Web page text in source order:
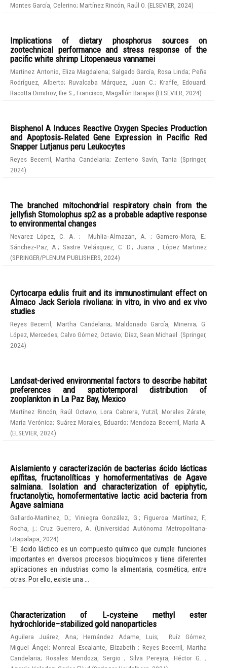
Montes García, Celerino; Martínez Rincón, Raúl O. (ELSEVIER 2024)
Implications of dietary phosphorus sources on
zootechnical performance and stress response of the
pacific white shrimp Litopenaeus vannamei
Martinez Antonio, Eliza Magdalena; Salgado García, Rosa Linda; Peña
Rodríguez, Alberto;Ruvalcaba Márquez, Juan C. ; Kraffe, Edouard;
Racotta Dimitrov, Ilie S. ; Francisco, Magallón Barajas (ELSEVIER 2024)
Bisphenol A Induces Reactive Oxygen Species Production
and Apoptosis‑Related Gene Expression in Pacific Red
Snapper Lutjanus peru Leukocytes
Reyes Becerril, Martha Candelaria; Zenteno Savín, Tania (Springer,
2024)
The branched mitochondrial respiratory chain from the
jellyfish Stomolophus sp2 as a probable adaptive response
to environmental changes
Nevarez López, C. A. ; Muhlia‑Almazan, A.;Gamero‑Mora, E.;
Sánchez‑Paz, A.; Sastre Velásquez, C. D.; Juana , López Martinez
(SPRINGER/PLENUM PUBLISHERS 2024)
Cyrtocarpa edulis fruit and its immunostimulant effect on
Almaco Jack Seriola rivoliana: in vitro, in vivo and ex vivo
studies
Reyes Becerril, Martha Candelaria;Maldonado García, Minerva;G.
López, Mercedes;Calvo Gómez, Octavio; Díaz, Sean Michael (Springer,
2024)
Landsat-derived environmental factors to describe habitat
preferences and spatiotemporal distribution of
zooplankton in La Paz Bay, Mexico
Martínez Rincón, Raúl Octavio; Lora Cabrera, Yutzil; Morales Zárate,
María Verónica; Suárez Morales, Eduardo;Mendoza Becerril, María A.
(ELSEVIER 2024)
Aislamiento y caracterización de bacterias ácido lácticas
epífitas, fructanolíticas y homofermentativas de Agave
salmiana. Isolation and characterization of epiphytic,
fructanolytic, homofermentative lactic acid bacteria from
Agave salmiana
Gallardo-Martínez, D.; Viniegra González, G. ;Figueroa Martínez, F.;
Rocha, j. ;Cruz Guerrero, A. (Universidad Autónoma Metropolitana-
Iztapalapa 2024)
"El ácido láctico es un compuesto químico que cumple funciones
importantes en diversos procesos bioquímicos y tiene diferentes
aplicaciones en industrias como la alimentaria, cosmética, entre
otras. Por ello, existe una ...
Characterization of L‑cysteine methyl ester
hydrochloride–stabilized gold nanoparticles
Aguilera Juárez, Ana; Hernández Adame, Luis;
Ruíz Gómez,
Miguel Ángel;Monreal Escalante, Elizabeth; Reyes Becerril, Martha
Candelaria; Rosales Mendoza, Sergio; Silva Pereyra, Héctor G.;